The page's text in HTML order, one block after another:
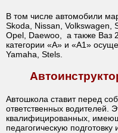
В том числе автомобили
Skoda, Nissan, Volkswagen,
Opel, Daewoo, а также Ваз
категории «А» и «А1»
Yamaha, Stels.
Автошкола ставит перед
ответственных водителей.
квалифицированных,
педагогическую